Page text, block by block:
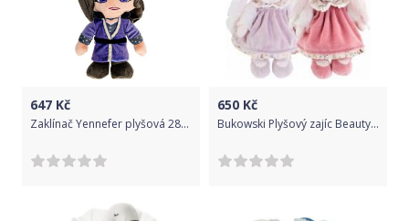
647 Kč
Zaklínač Yennefer plyšová 28cm
650 Kč
Bukowski Plyšový zajíc Beauty ve fialových šatech